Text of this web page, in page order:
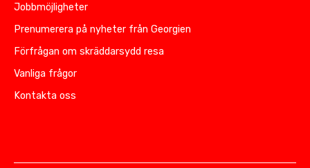
Jobbmöjligheter
Prenumerera på nyheter från Georgien
Förfrågan om skräddarsydd resa
Vanliga frågor
Kontakta oss